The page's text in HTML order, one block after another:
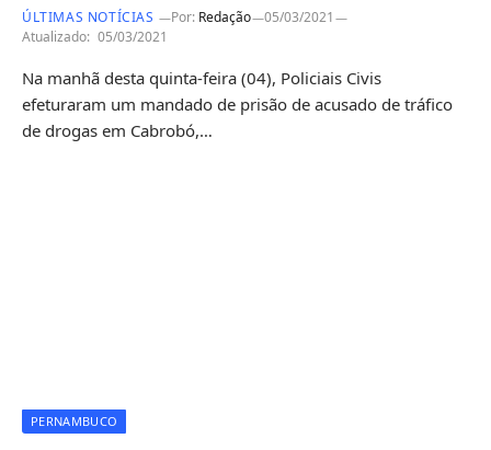
ÚLTIMAS NOTÍCIAS Por: Redação
05/03/2021
Atualizado: 05/03/2021
Na manhã desta quinta-feira (04), Policiais Civis
efeturaram um mandado de prisão de acusado de tráfico
de drogas em Cabrobó,…
PERNAMBUCO